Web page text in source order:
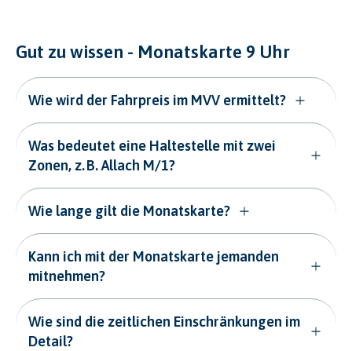
Gut zu wissen - Monatskarte 9 Uhr
Wie wird der Fahrpreis im MVV ermittelt?
Was bedeutet eine Haltestelle mit zwei
Zonen, z. B. Allach M/1?
Wie lange gilt die Monatskarte?
Kann ich mit der Monatskarte jemanden
mitnehmen?
Wie sind die zeitlichen Einschränkungen im
Detail?